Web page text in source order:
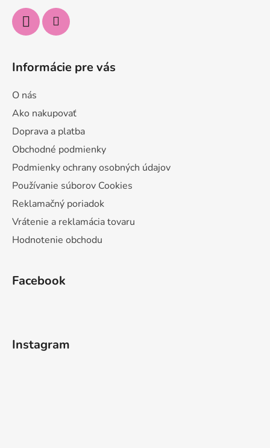
Informácie pre vás
O nás
Ako nakupovať
Doprava a platba
Obchodné podmienky
Podmienky ochrany osobných údajov
Používanie súborov Cookies
Reklamačný poriadok
Vrátenie a reklamácia tovaru
Hodnotenie obchodu
Facebook
Instagram